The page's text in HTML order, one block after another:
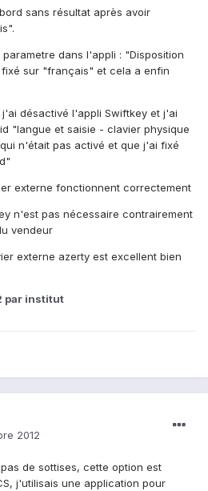
sans résultat après avoir
dans l'appli : "Disposition
sur "français" et cela a enfin
désactivé l'appli Swiftkey et j'ai
"langue et saisie - clavier physique
n'était pas activé et que j'ai fixé
externe fonctionnent correctement
n'est pas nécessaire contrairement
vendeur
externe azerty est excellent bien
par institut
2012
de sottises, cette option est
j'utilisais une application pour